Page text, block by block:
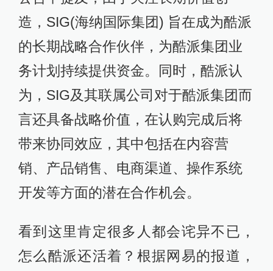
造，SIG(海纳国际集团) 旨在成为酷派
的长期战略合作伙伴，为酷派集团业
务计划持续提供资金。同时，酷派认
为，SIG及其联属公司对于酷派集团而
言还具备战略价值，在认购完成后将
带来协同效应，其中包括在内容营
销、产品销售、电商渠道、操作系统
开发等方面的潜在合作机会。
看到这里肯定很多人都会诧异不已，
怎么酷派还活着？根据网易的报道，